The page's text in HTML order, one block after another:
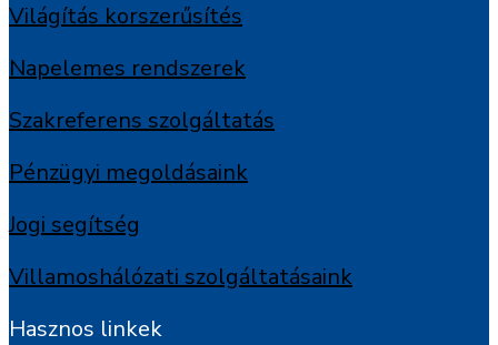
Világítás korszerűsítés
Napelemes rendszerek
Szakreferens szolgáltatás
Pénzügyi megoldásaink
Jogi segítség
Villamoshálózati szolgáltatásaink
Hasznos linkek